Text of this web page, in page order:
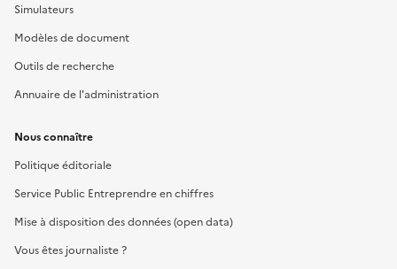
Simulateurs
Modèles de document
Outils de recherche
Annuaire de l'administration
Nous connaître
Politique éditoriale
Service Public Entreprendre en chiffres
Mise à disposition des données (open data)
Vous êtes journaliste ?